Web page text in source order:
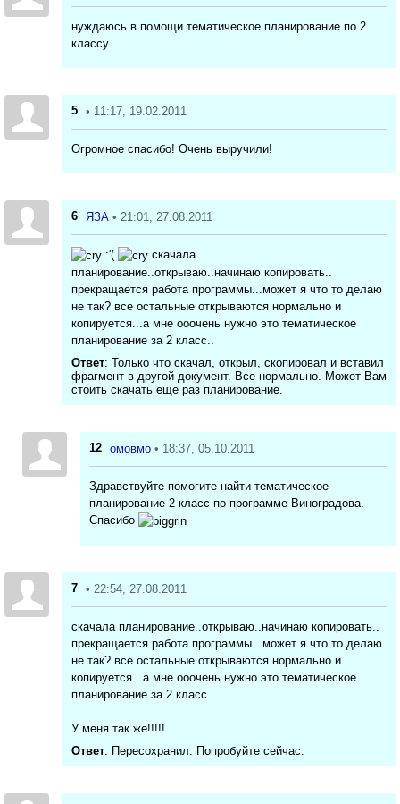
нуждаюсь в помощи.тематическое планирование по 2
классу.
5 • 11:17, 19.02.2011
Огромное спасибо! Очень выручили!
6 ЯЗА • 21:01, 27.08.2011
:'(
скачала
планирование..открываю..начинаю копировать..
прекращается работа программы...может я что то делаю
не так? все остальные открываются нормально и
копируется...а мне ооочень нужно это тематическое
планирование за 2 класс..
Ответ: Только что скачал, открыл, скопировал и вставил
фрагмент в другой документ. Все нормально. Может Вам
стоить скачать еще раз планирование.
12 омовмо • 18:37, 05.10.2011
Здравствуйте помогите найти тематическое
планирование 2 класс по программе Виноградова.
Спасибо
7 • 22:54, 27.08.2011
скачала планирование..открываю..начинаю копировать..
прекращается работа программы...может я что то делаю
не так? все остальные открываются нормально и
копируется...а мне ооочень нужно это тематическое
планирование за 2 класс.
У меня так же!!!!!
Ответ: Пересохранил. Попробуйте сейчас.